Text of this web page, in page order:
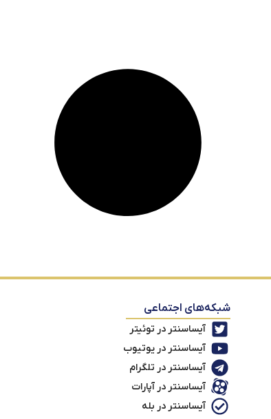
شبکه‌های اجتماعی
آیساسنتر در توئیتر
آیساسنتر در یوتیوب
آیساسنتر در تلگرام
آیساسنتر در آپارات
آیساسنتر در بله